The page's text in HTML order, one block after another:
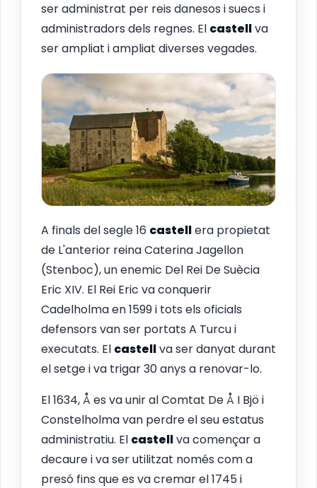
ser administrat per reis danesos i suecs i
administradors dels regnes. El castellva
ser ampliat i ampliat diverses vegades.
A finals del segle 16 castellera propietat
de L'anterior reina Caterina Jagellon
(Stenboc), un enemic Del Rei De Suècia
Eric XIV. El Rei Eric va conquerir
Cadelholma en 1599 i tots els oficials
defensors van ser portats A Turcu i
executats. El castellva ser danyat durant
el setge i va trigar 30 anys a renovar-lo.
El 1634, Å es va unir al Comtat De Å I Bjö i
Constelholma van perdre el seu estatus
administratiu. El castellva començar a
decaure i va ser utilitzat només com a
presó fins que es va cremar el 1745 i